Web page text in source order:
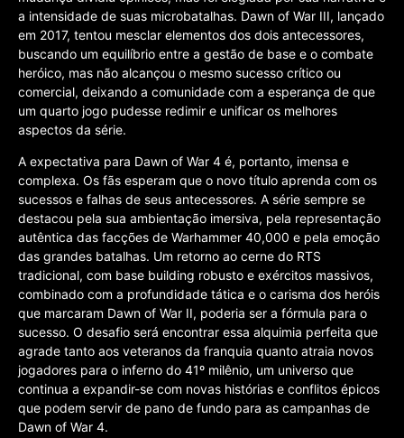
a intensidade de suas microbatalhas. Dawn of War III, lançado
em 2017, tentou mesclar elementos dos dois antecessores,
buscando um equilíbrio entre a gestão de base e o combate
heróico, mas não alcançou o mesmo sucesso crítico ou
comercial, deixando a comunidade com a esperança de que
um quarto jogo pudesse redimir e unificar os melhores
aspectos da série.
A expectativa para Dawn of War 4 é, portanto, imensa e
complexa. Os fãs esperam que o novo título aprenda com os
sucessos e falhas de seus antecessores. A série sempre se
destacou pela sua ambientação imersiva, pela representação
autêntica das facções de Warhammer 40,000 e pela emoção
das grandes batalhas. Um retorno ao cerne do RTS
tradicional, com base building robusto e exércitos massivos,
combinado com a profundidade tática e o carisma dos heróis
que marcaram Dawn of War II, poderia ser a fórmula para o
sucesso. O desafio será encontrar essa alquimia perfeita que
agrade tanto aos veteranos da franquia quanto atraia novos
jogadores para o inferno do 41º milênio, um universo que
continua a expandir-se com novas histórias e conflitos épicos
que podem servir de pano de fundo para as campanhas de
Dawn of War 4.